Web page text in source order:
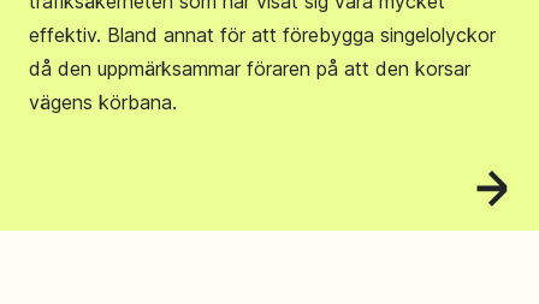
effektiv. Bland annat för att förebygga singelolyckor
då den uppmärksammar föraren på att den korsar
vägens körbana.